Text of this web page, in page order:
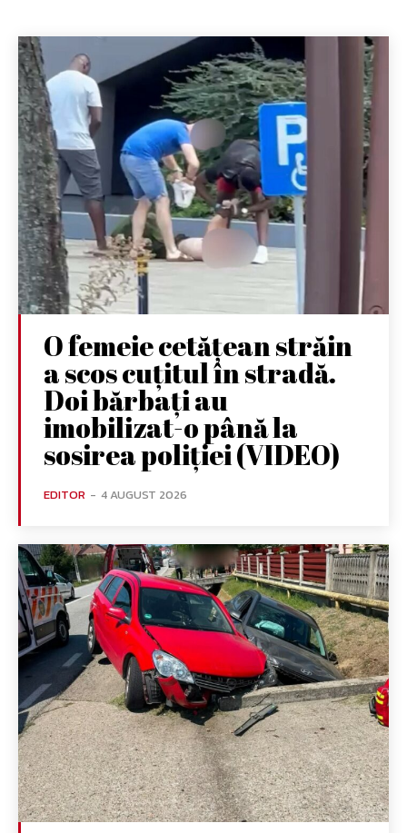
O femeie cetățean străin
a scos cuțitul în stradă.
Doi bărbați au
imobilizat-o până la
sosirea poliției (VIDEO)
EDITOR - 4 AUGUST 2026